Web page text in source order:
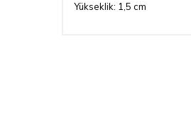
Yükseklik: 1,5 cm